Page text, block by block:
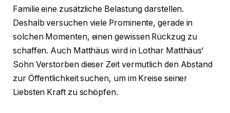
Familie eine zusätzliche Belastung darstellen.
Deshalb versuchen viele Prominente, gerade in
solchen Momenten, einen gewissen Rückzug zu
schaffen. Auch Matthäus wird in Lothar Matthäus‘
Sohn Verstorben dieser Zeit vermutlich den Abstand
zur Öffentlichkeit suchen, um im Kreise seiner
Liebsten Kraft zu schöpfen.